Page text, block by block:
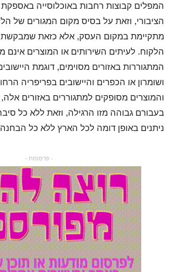
המפלים קבוצות רחבות באוכלוסייה
הציבורי, וזאת על בסיס מקום המגורים של
מתקיימת במקום העסק, אלא כזאת שמבקשת
הלקוח. לעיתים השירותים או המוצרים אינם
המתגוררות באזורים מסוימים, דוגמת
ושומרון או הכפרים והיישובים בפריפריה
והמוצרים מסופקים למתגוררים באזורים
בעבורם גבוהה מזו הרגילה, וזאת ללא כל
ניתנים באופן דומה לכל הארץ ללא כל
- פרסומת -